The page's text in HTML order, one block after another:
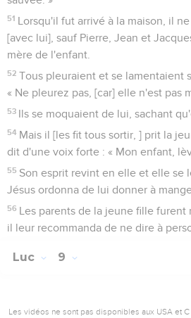
51 Lorsqu'il fut arrivé à la maison, il
[avec lui], sauf Pierre, Jean et
mère de l'enfant.
52 Tous pleuraient et se lamentaient
« Ne pleurez pas, [car] elle n'est pas
53 Ils se moquaient de lui, sachant
54 Mais il [les fit tous sortir, ] prit la
dit d'une voix forte : « Mon enfant,
55 Son esprit revint en elle et elle se
Jésus ordonna de lui donner à
56 Les parents de la jeune fille furent
il leur recommanda de ne dire à
Luc 9
Les vidéos ne sont pas disponibles aux USA et C